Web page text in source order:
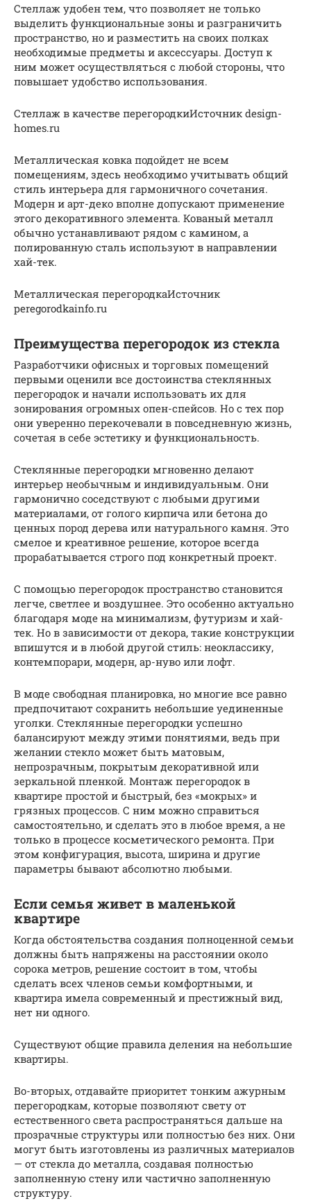
Стеллаж удобен тем, что позволяет не только
выделить функциональные зоны и разграничить
пространство, но и разместить на своих полках
необходимые предметы и аксессуары. Доступ к
ним может осуществляться с любой стороны, что
повышает удобство использования.
Стеллаж в качестве перегородкиИсточник design-
homes.ru
Металлическая ковка подойдет не всем
помещениям, здесь необходимо учитывать общий
стиль интерьера для гармоничного сочетания.
Модерн и арт-деко вполне допускают применение
этого декоративного элемента. Кованый металл
обычно устанавливают рядом с камином, а
полированную сталь используют в направлении
хай-тек.
Металлическая перегородкаИсточник
peregorodkainfo.ru
Преимущества перегородок из стекла
Разработчики офисных и торговых помещений
первыми оценили все достоинства стеклянных
перегородок и начали использовать их для
зонирования огромных опен-спейсов. Но с тех пор
они уверенно перекочевали в повседневную жизнь,
сочетая в себе эстетику и функциональность.
Стеклянные перегородки мгновенно делают
интерьер необычным и индивидуальным. Они
гармонично соседствуют с любыми другими
материалами, от голого кирпича или бетона до
ценных пород дерева или натурального камня. Это
смелое и креативное решение, которое всегда
прорабатывается строго под конкретный проект.
С помощью перегородок пространство становится
легче, светлее и воздушнее. Это особенно актуально
благодаря моде на минимализм, футуризм и хай-
тек. Но в зависимости от декора, такие конструкции
впишутся и в любой другой стиль: неоклассику,
контемпорари, модерн, ар-нуво или лофт.
В моде свободная планировка, но многие все равно
предпочитают сохранить небольшие уединенные
уголки. Стеклянные перегородки успешно
балансируют между этими понятиями, ведь при
желании стекло может быть матовым,
непрозрачным, покрытым декоративной или
зеркальной пленкой. Монтаж перегородок в
квартире простой и быстрый, без «мокрых» и
грязных процессов. С ним можно справиться
самостоятельно, и сделать это в любое время, а не
только в процессе косметического ремонта. При
этом конфигурация, высота, ширина и другие
параметры бывают абсолютно любыми.
Если семья живет в маленькой
квартире
Когда обстоятельства создания полноценной семьи
должны быть напряжены на расстоянии около
сорока метров, решение состоит в том, чтобы
сделать всех членов семьи комфортными, и
квартира имела современный и престижный вид,
нет ни одного.
Существуют общие правила деления на небольшие
квартиры.
Во-вторых, отдавайте приоритет тонким ажурным
перегородкам, которые позволяют свету от
естественного света распространяться дальше на
прозрачные структуры или полностью без них. Они
могут быть изготовлены из различных материалов
— от стекла до металла, создавая полностью
заполненную стену или частично заполненную
структуру.